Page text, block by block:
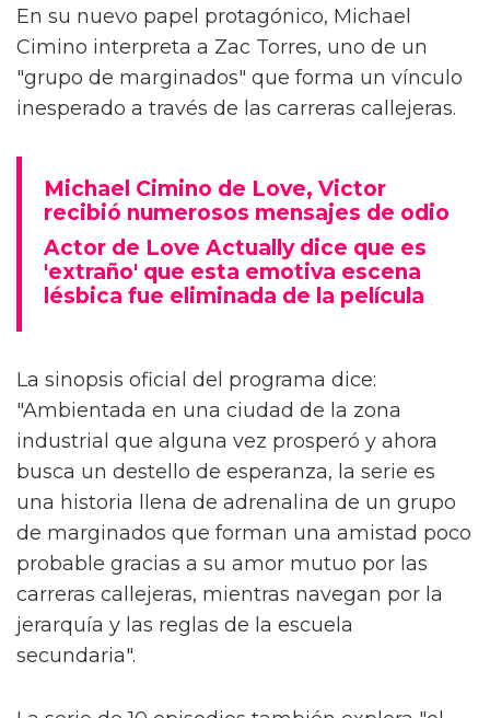
El actor de Love, Victor, Michael Cimino, ha
dejado a los fans sintiéndose emocionados en
una escena reveladora de su nuevo drama de
Prime Video, Motorheads.
En su nuevo papel protagónico, Michael
Cimino interpreta a Zac Torres, uno de un
"grupo de marginados" que forma un vínculo
Michael Cimino de Love, Victor
recibió numerosos mensajes de odio
Actor de Love Actually dice que es
'extraño' que esta emotiva escena
lésbica fue eliminada de la película
La sinopsis oficial del programa dice:
"Ambientada en una ciudad de la zona
busca un destello de esperanza, la serie es